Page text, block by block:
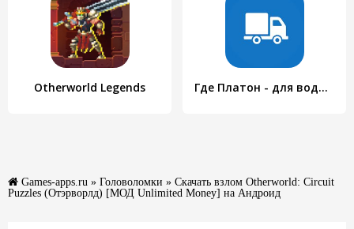
Otherworld Legends Где Платон - для водителей грузовиков
Games-apps.ru » Головоломки » Скачать взлом Otherworld: Circuit
Puzzles (Отэрворлд) [МОД Unlimited Money] на Андроид